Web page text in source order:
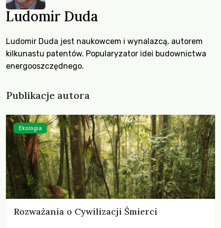
Ludomir Duda
Ludomir Duda jest naukowcem i wynalazcą, autorem
kilkunastu patentów. Popularyzator idei budownictwa
energooszczędnego.
Publikacje autora
Rozważania o Cywilizacji Śmierci
Ekologia